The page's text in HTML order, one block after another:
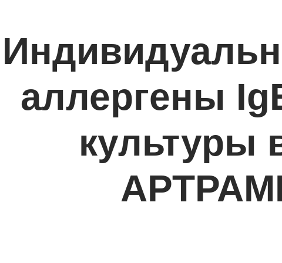
аллергены
культуры